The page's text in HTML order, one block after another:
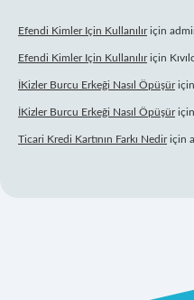
Efendi Kimler Için Kullanılıriçin
Efendi Kimler Için Kullanılıriçin
İKizler Burcu Erkeği Nasıl Öpüşüriçin
İKizler Burcu Erkeği Nasıl Öpüşüriçin
Ticari Kredi Kartının Farkı Nediriçin